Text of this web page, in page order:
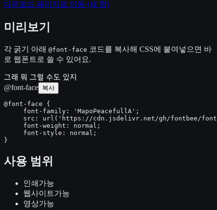
다운로드 페이지로 이동 (새 창)
미리보기
각 굵기 아래 @font-face 코드를 복사해 CSS에 붙여넣으면 바
로 웹폰트로 쓸 수 있어요.
그래 뭐 그럴 수도 있지
@font-face 복사
@font-face {
     font-family: 'MapoPeacefullA';
src: url('https://cdn.jsdelivr.net/gh/fontbee/
     font-weight: normal;
     font-style: normal;
}
사용 범위
인쇄 가능
웹사이트가능
영상가능